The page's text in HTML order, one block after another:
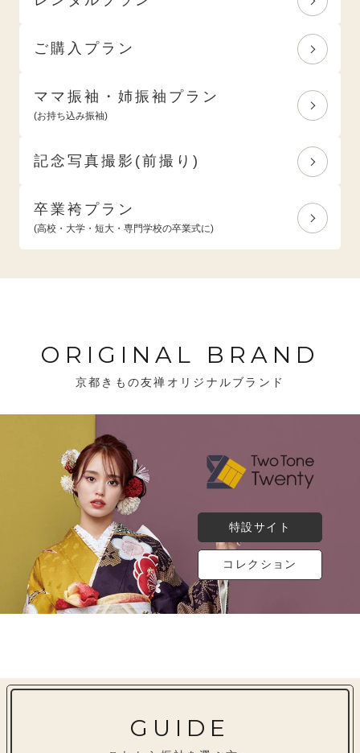
ご購入プラン
ママ振袖・姉振袖プラン
(お持ち込み振袖)
記念写真撮影(前撮り)
卒業袴プラン
(高校・大学・短大・専門学校の卒業式に)
ORIGINAL BRAND
京都きもの友禅オリジナルブランド
特設サイト
コレクション
GUIDE